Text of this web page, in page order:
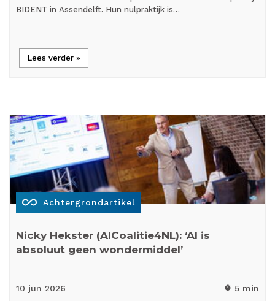
BIDENT in Assendelft. Hun nulpraktijk is…
Lees verder »
all_inclusive Achtergrondartikel
Nicky Hekster (AICoalitie4NL): ‘AI is
absoluut geen wondermiddel’
10 jun 2026 timer 5 min